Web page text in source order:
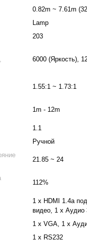
0.82m ~ 7.61m
Lamp
203
6000 (Яркость),
1.55:1 ~ 1.73:1
1m - 12m
1.1
Ручной
21.85 ~ 24
112%
1 x HDMI 1.4a
видео, 1 x Аудио
1 x VGA, 1 x
1 x RS232